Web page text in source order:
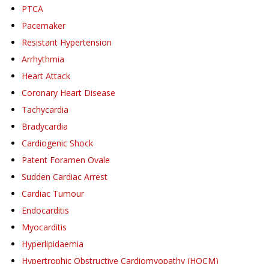
PTCA
Pacemaker
Resistant Hypertension
Arrhythmia
Heart Attack
Coronary Heart Disease
Tachycardia
Bradycardia
Cardiogenic Shock
Patent Foramen Ovale
Sudden Cardiac Arrest
Cardiac Tumour
Endocarditis
Myocarditis
Hyperlipidaemia
Hypertrophic Obstructive Cardiomyopathy (HOCM)